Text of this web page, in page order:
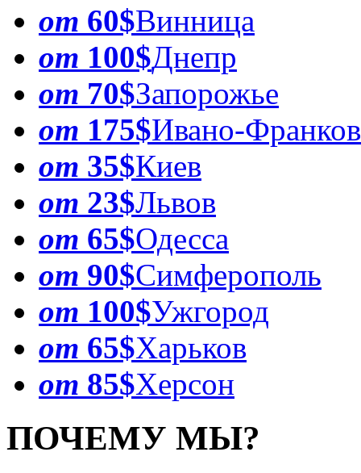
от 60$Винница
от 100$Днепр
от 70$Запорожье
от 175$Ивано-
от 35$Киев
от 23$Львов
от 65$Одесса
от 90$Симферополь
от 100$Ужгород
от 65$Харьков
от 85$Херсон
ПОЧЕМУ МЫ?